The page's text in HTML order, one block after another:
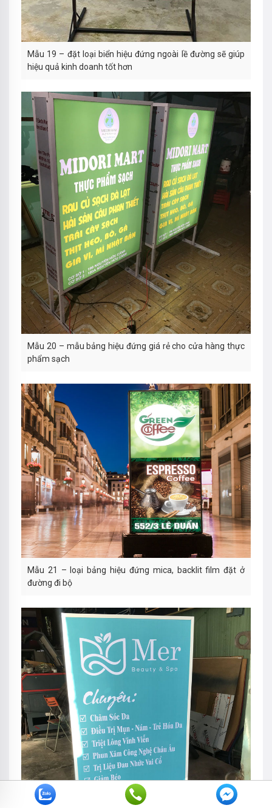
Mẫu 19 – đặt loại biển hiệu đứng ngoài lề đường sẽ giúp
hiệu quả kinh doanh tốt hơn
Mẫu 20 – mẫu bảng hiệu đứng giá rẻ cho cửa hàng thực
phẩm sạch
Mẫu 21 – loại bảng hiệu đứng mica, backlit film đặt ở
đường đi bộ